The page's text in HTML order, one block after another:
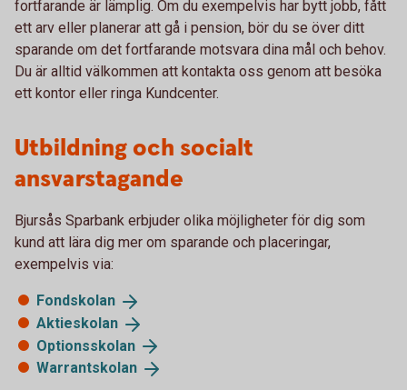
fortfarande är lämplig. Om du exempelvis har bytt jobb, fått
ett arv eller planerar att gå i pension, bör du se över ditt
sparande om det fortfarande motsvara dina mål och behov.
Du är alltid välkommen att kontakta oss genom att besöka
ett kontor eller ringa Kundcenter.
Utbildning och socialt
ansvarstagande
Bjursås Sparbank erbjuder olika möjligheter för dig som
kund att lära dig mer om sparande och placeringar,
exempelvis via:
Fondskolan
Aktieskolan
Optionsskolan
Warrantskolan